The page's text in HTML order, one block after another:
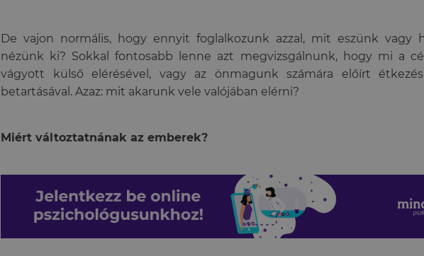
De vajon normális, hogy ennyit foglalkozunk azzal, mit eszünk vagy
nézünk ki? Sokkal fontosabb lenne azt megvizsgálnunk, hogy mi a
vágyott külső elérésével, vagy az önmagunk számára előírt
betartásával. Azaz: mit akarunk vele valójában elérni?
Miért változtatnának az emberek?